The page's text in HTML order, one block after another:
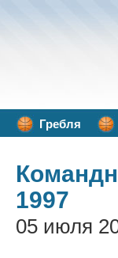
Гребля
1997
05 июля